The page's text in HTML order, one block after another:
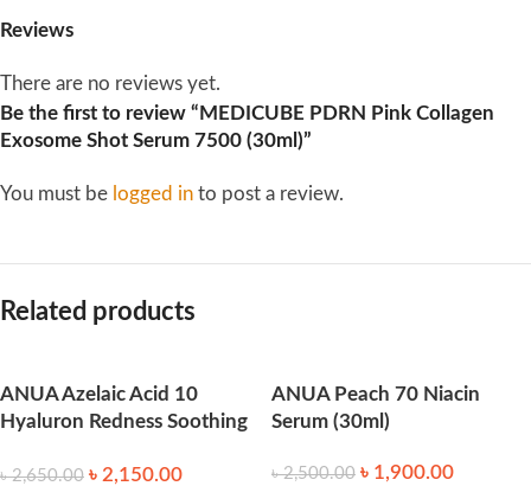
Reviews
There are no reviews yet.
Be the first to review “MEDICUBE PDRN Pink Collagen
Exosome Shot Serum 7500 (30ml)”
You must be logged in to post a review.
Related products
ANUA Azelaic Acid 10
Hyaluron Redness Soothing
৳2,650.00 ৳ 2,150.00
ANUA Peach 70 Niacin
Serum (30ml)
৳2,500.00 ৳ 1,900.00